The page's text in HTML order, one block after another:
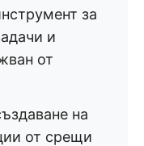
за
и
от
на
от срещи